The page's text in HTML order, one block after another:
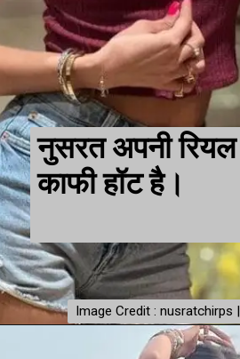
Image Credit : nusratchirps
नुसरत अपनी
काफी हॉट है।